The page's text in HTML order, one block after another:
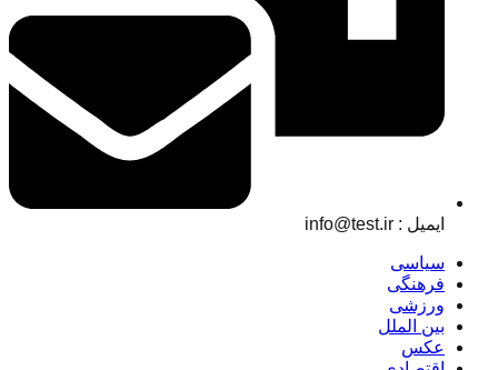
ایمیل : info@test.ir
سیاسی
فرهنگی
ورزشی
بین الملل
عکس